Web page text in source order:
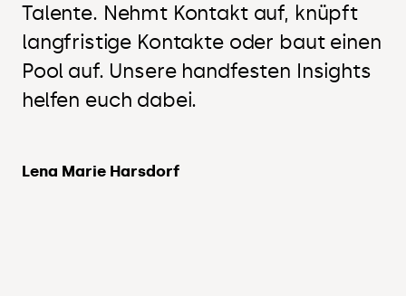
Talente. Nehmt Kontakt auf, knüpft
langfristige Kontakte oder baut einen
Pool auf. Unsere handfesten Insights
helfen euch dabei.
Lena Marie Harsdorf